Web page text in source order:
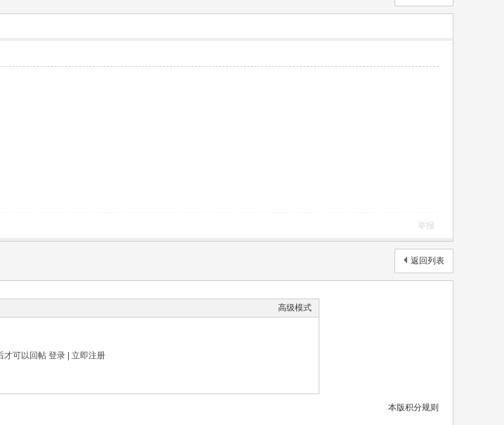
举报
返回列表
高级模式
才可以回帖 登录| 立即注册
本版积分规则